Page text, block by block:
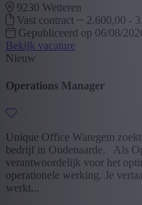
9230 Wetteren
Vast contract
2.600,00 -
Gepubliceerd op 06/08/
Bekijk vacature
Nieuw
Operations Manager
Unique Office Waregem
bedrijf in Oudenaarde. Als
verantwoordelijk voor het
operationele werking. Je
werkt...